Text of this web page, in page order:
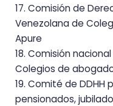
17. Comisión de
Venezolana de
Apure
18. Comisión
Colegios de
19. Comité de DDHH
pensionados,